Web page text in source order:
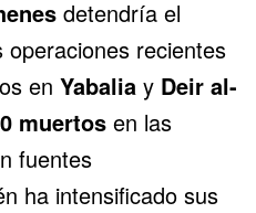
detendría el
operaciones recientes
en Yabalia y Deir al-
muertos en las
fuentes
ha intensificado sus